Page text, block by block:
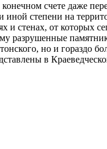
счете даже
степени на
стенах, от которых
разрушенные
но и гораздо
в